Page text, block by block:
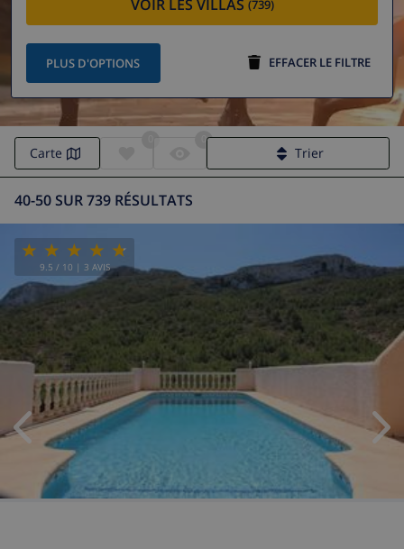
VOIR LES VILLAS (739)
PLUS D'OPTIONS EFFACER LE FILTRE
40-50 SUR 739 RÉSULTATS
Carte Trier
9.5 / 10 | 3 AVIS